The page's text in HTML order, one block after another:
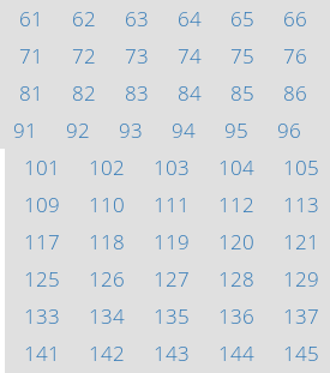
61
62 63 64 65 66
71
72 73 74 75 76
81
82 83 84 85 86
91
92 93 94 95 96
101
102 103 104 105
109
110 111 112 113
117
118 119 120 121
125
126 127 128 129
133
134 135 136 137
141
142 143 144 145